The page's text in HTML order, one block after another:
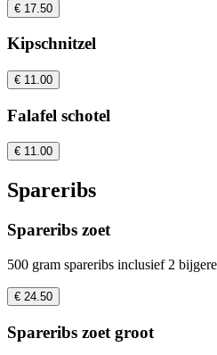
€ 17.50
Kipschnitzel
€ 11.00
Falafel schotel
€ 11.00
Spareribs
Spareribs zoet
500 gram spareribs inclusief 2
€ 24.50
Spareribs zoet groot